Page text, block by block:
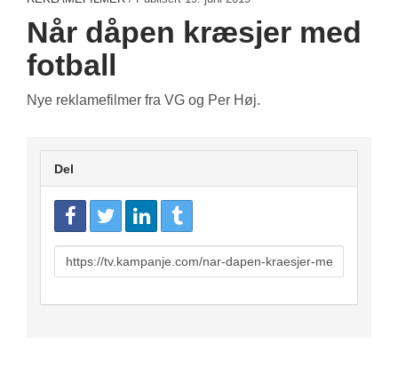
Når dåpen kræsjer med
fotball
Nye reklamefilmer fra VG og Per Høj.
Del
URL
to